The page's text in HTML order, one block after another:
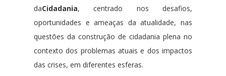
daCidadania, centrado nos desafios,
oportunidades e ameaças da atualidade, nas
questões da construção de cidadania plena no
contexto dos problemas atuais e dos impactos
das crises, em diferentes esferas.